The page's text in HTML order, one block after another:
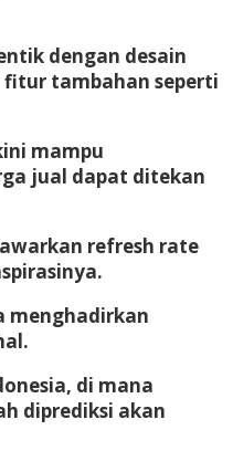
dengan desain
fitur tambahan seperti
mampu
jual dapat ditekan
refresh rate
menghadirkan
di mana
diprediksi akan